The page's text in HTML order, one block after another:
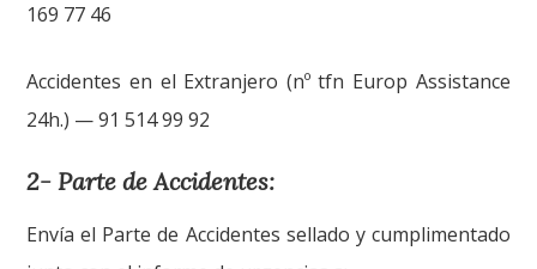
169 77 46
Accidentes en el Extranjero (nº tfn Europ Assistance
24h.) — 91 514 99 92
2- Parte de Accidentes:
Envía el Parte de Accidentes sellado y cumplimentado